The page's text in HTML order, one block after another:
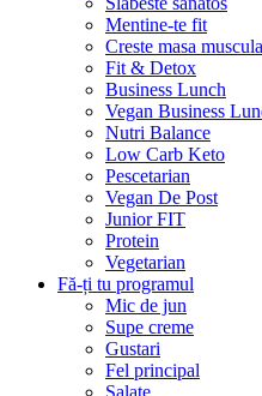
Mentine-te fit
Creste masa
Fit & Detox
Business Lunch
Vegan Business
Nutri Balance
Low Carb Keto
Pescetarian
Vegan De Post
Junior FIT
Protein
Vegetarian
Fă-ți tu programul
Mic de jun
Supe creme
Gustari
Fel principal
Salate